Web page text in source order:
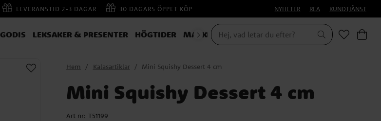
LEVERANSTID 2-3 DAGAR 30 DAGARS ÖPPET KÖP NYHETER REA KUNDTJÄNST
GODIS LEKSAKER & PRESENTER HÖGTIDER MASKERAD HALLOWEEN
Hem Kalasartiklar Mini Squishy Dessert 4 cm
Mini Squishy Dessert 4 cm
Art nr: T51199